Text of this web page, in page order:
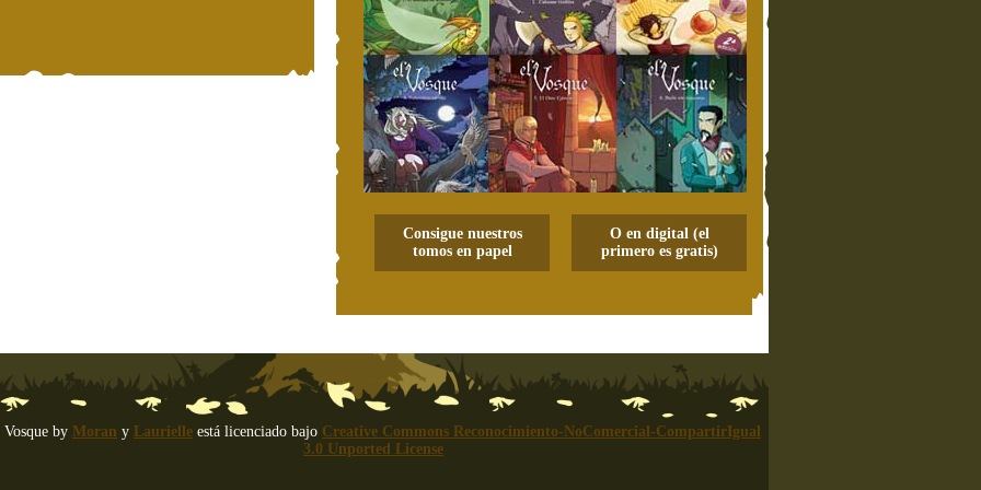
Consigue nuestros
tomos en papel
O en digital (el
primero es gratis)
by Moran y Laurielle está licenciado bajo Creative Commons Reconocimiento-NoComercial-CompartirIgual
3.0 Unported License